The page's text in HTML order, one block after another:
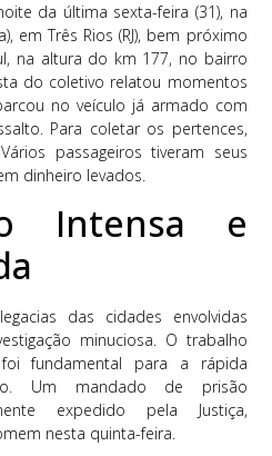
da última sexta-feira (31), na
em Três Rios (RJ), bem próximo
na altura do km 177, no bairro
do coletivo relatou momentos
no veículo já armado com
Para coletar os pertences,
passageiros tiveram seus
dinheiro levados.
Intensa e
das cidades envolvidas
minuciosa. O trabalho
fundamental para a rápida
Um mandado de prisão
expedido pela Justiça,
nesta quinta-feira.